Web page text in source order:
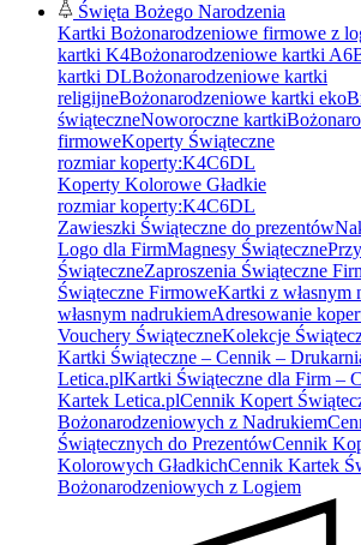
Święta Bożego Narodzenia
Kartki Bożonarodzeniowe firmowe z
kartki K4Bożonarodzeniowe kartki A6
kartki DLBożonarodzeniowe kartki
religijneBożonarodzeniowe kartki eko
świąteczneNoworoczne kartki
firmoweKoperty Świąteczne
rozmiar koperty:K4C6DL
Koperty Kolorowe Gładkie
rozmiar koperty:K4C6DL
Zawieszki Świąteczne do prezentów
Logo dla FirmMagnesy Świąteczne
ŚwiąteczneZaproszenia Świąteczne
Świąteczne FirmoweKartki z własnym
własnym nadrukiemAdresowanie
Vouchery ŚwiąteczneKolekcje
Kartki Świąteczne – Cennik –
Letica.plKartki Świąteczne dla Firm –
Kartek Letica.plCennik Kopert
Bożonarodzeniowych z Nadrukiem
Świątecznych do PrezentówCennik
Kolorowych GładkichCennik Kartek
Bożonarodzeniowych z Logiem